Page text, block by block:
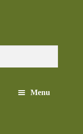
Menu